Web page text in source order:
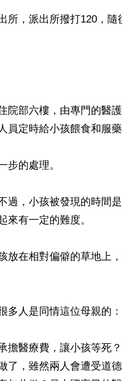
所，派出所撥打120，
院部六樓，由專門的醫
定時給小孩餵食和服
步的處理。
過，小孩被發現的時間
來有一定的難度。
放在相對偏僻的草地上
多人是同情這位母親的：
擔醫療費，讓小孩等死
了，雖然兩人會遭受道